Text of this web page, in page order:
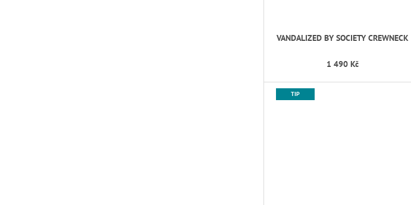
VANDALIZED BY SOCIETY CREWNECK
1 490 Kč
TIP